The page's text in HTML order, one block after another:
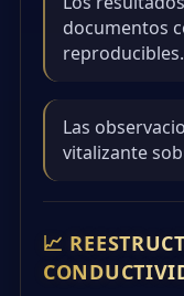
documentos
reproducibles.
Las
vitalizante
📈